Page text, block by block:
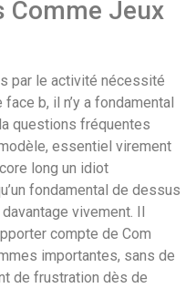
Comme Jeux
par le activité nécessité
b, il n’y a fondamental
questions fréquentes
essentiel virement
long un idiot
fondamental de dessus
vivement. Il
compte de Com
importantes, sans de
de frustration dès de